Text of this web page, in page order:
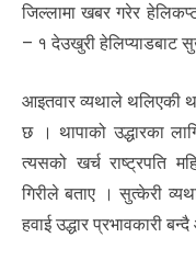
जिल्लामा खबर गरेर
– १ देउखुरी हेलिप्याडबाट
आइतवार व्यथाले थलिएकी
छ । थापाको उद्धारका
त्यसको खर्च राष्ट्रपति
गिरीले बताए । सुत्केरी
हवाई उद्धार प्रभावकारी